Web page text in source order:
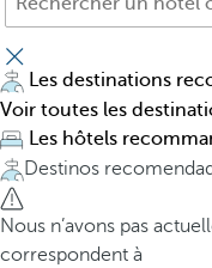
t
e
l
,
d
e
s
t
i
e
s
s
i
n
g
t
h
e
Les destinations
Voir toutes les
Les hôtels
Destinos
Nous n’avons pas
correspondent à